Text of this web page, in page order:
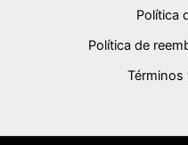
Política
Política de